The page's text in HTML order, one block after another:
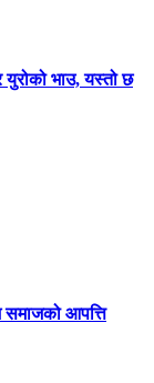
भाउ, यस्तो छ
समाजको आपत्ति